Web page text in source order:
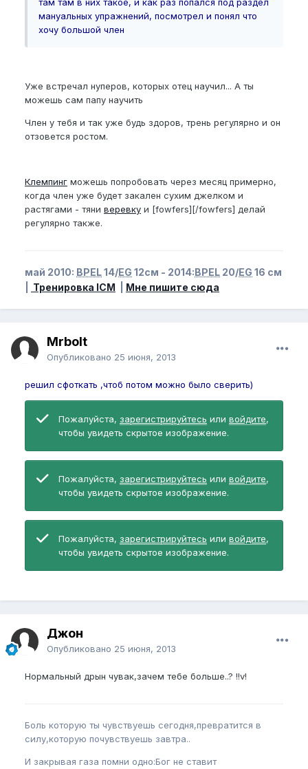
мануальных упражнений, посмотрел и понял что
хочу большой член
Уже встречал нуперов, которых отец научил... А ты
можешь сам папу научить
Член у тебя и так уже будь здоров, трень регулярно и он
отзовется ростом.
Клемпинг можешь попробовать через месяц примерно,
когда член уже будет закален сухим джелком и
растягами - тяни веревку и [fowfers][/fowfers] делай
регулярно также.
май 2010: BPEL14/EG 12см - 2014:BPEL 20/EG 16 см
Тренировка ICM Мне пишите сюда
Mrbolt
Опубликовано 25 июня, 2013
решил сфоткать ,чтоб потом можно было сверить)
Пожалуйста, зарегистрируйтесь или войдите,
чтобы увидеть скрытое изображение.
Пожалуйста, зарегистрируйтесь или войдите,
чтобы увидеть скрытое изображение.
Пожалуйста, зарегистрируйтесь или войдите,
чтобы увидеть скрытое изображение.
Джон
Опубликовано 25 июня, 2013
Нормальный дрын чувак,зачем тебе больше..? !!v!
Боль которую ты чувствуешь сегодня,превратится в
силу,которую почувствуешь завтра..
И закрывая газа помни одно:Бог не ставит